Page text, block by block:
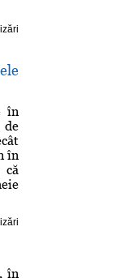
în
de
în
că
în